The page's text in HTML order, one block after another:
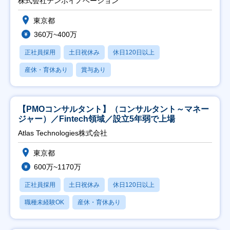
東京都
360万~400万
正社員採用 土日祝休み 休日120日以上
産休・育休あり 賞与あり
【PMOコンサルタント】（コンサルタント～マネー
ジャー）／Fintech領域／設立5年弱で上場
Atlas Technologies株式会社
東京都
600万~1170万
正社員採用 土日祝休み 休日120日以上
職種未経験OK 産休・育休あり